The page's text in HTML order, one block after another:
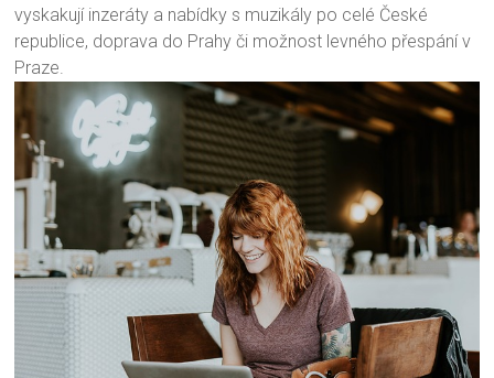
vyskakují inzeráty a nabídky s muzikály po celé České
republice, doprava do Prahy či možnost levného přespání v
Praze.